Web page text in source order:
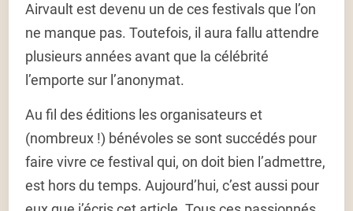
Airvault est devenu un de ces festivals que l’on
ne manque pas. Toutefois, il aura fallu attendre
plusieurs années avant que la célébrité
l’emporte sur l’anonymat.
Au fil des éditions les organisateurs et
(nombreux !) bénévoles se sont succédés pour
faire vivre ce festival qui, on doit bien l’admettre,
est hors du temps. Aujourd’hui, c’est aussi pour